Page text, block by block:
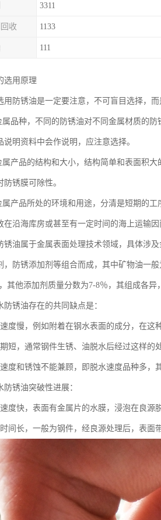
3311
收 1133
111
选用原理
用防锈油是一定要注意，不可盲目选择，
属品种，不同的防锈油对不同金属材质的
说明资料中会作说明，应注意选择。
属产品的结构和大小，结构简单和表面积
防锈膜可除性。
属产品所处的环境和用途，分清是短期的
在沿海库房或甚至有一定时间的海上运输因
锈油属于金属表面处理技术领域，具体涉
，防锈添加剂等组合而成，其中矿物油一
其他添加剂质量分数为7-8％，其组成各异
防锈油存在的共同缺点是：
度慢，例如附着在钢水表面的成分，在这
短，通常钢件生锈、油脱水后经过这样的
度和锈蚀不能兼顾，即脱水速度品种多，
防锈油突破性进展：
度快，表面有金属片的水膜，浸泡在良源
间长，一般为钢件，经良源处理后，表面